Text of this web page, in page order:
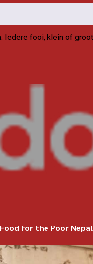
Food for the Poor Nepal